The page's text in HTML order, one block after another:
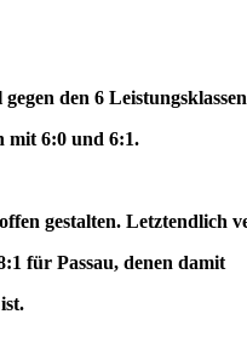
den 6 Leistungsklassen
mit 6:0 und 6:1.
gestalten. Letztendlich
für Passau, denen damit